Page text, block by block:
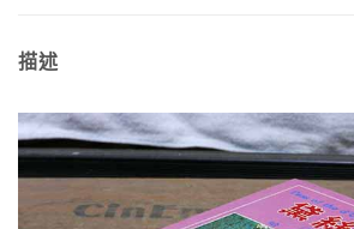
描述